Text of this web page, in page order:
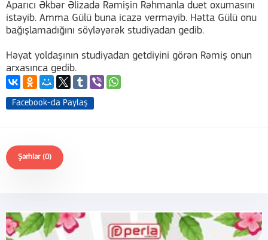
Aparıcı Əkbər Əlizadə Rəmişin Rəhmanla duet oxumasını
istəyib. Amma Gülü buna icazə verməyib. Hətta Gülü onu
bağışlamadığını söyləyərək studiyadan gedib.
Həyat yoldaşının studiyadan getdiyini görən Rəmiş onun
arxasınca gedib.
Facebook-da Paylaş
Şərhlər (0)